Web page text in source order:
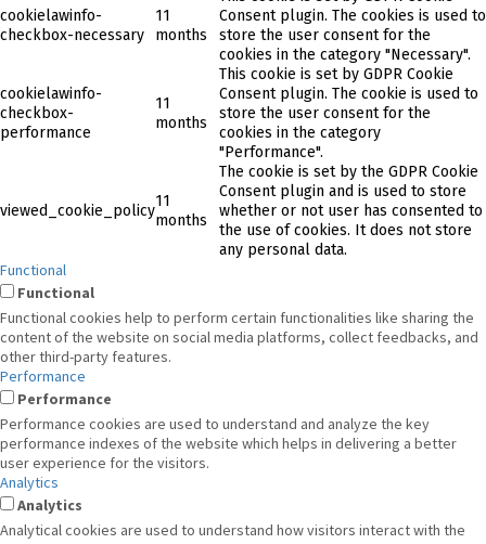
cookielawinfo-
checkbox-necessary
11
months
Consent plugin. The cookies is used to
store the user consent for the
cookies in the category "Necessary".
cookielawinfo-
checkbox-
performance
11
months
This cookie is set by GDPR Cookie
Consent plugin. The cookie is used to
store the user consent for the
cookies in the category
"Performance".
viewed_cookie_policy
11
months
The cookie is set by the GDPR Cookie
Consent plugin and is used to store
whether or not user has consented to
the use of cookies. It does not store
any personal data.
Functional
Functional
Functional cookies help to perform certain functionalities like sharing the
content of the website on social media platforms, collect feedbacks, and
other third-party features.
Performance
Performance
Performance cookies are used to understand and analyze the key
performance indexes of the website which helps in delivering a better
user experience for the visitors.
Analytics
Analytics
Analytical cookies are used to understand how visitors interact with the